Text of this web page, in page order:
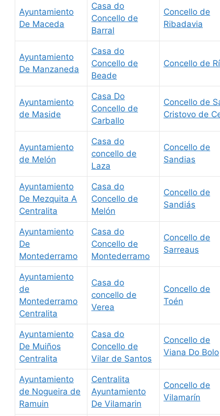
Ayuntamiento
De Maceda
Casa do
Concello de
Barral
Concello de
Ribadavia
Ayuntamiento
De Manzaneda
Casa do
Concello de
Beade
Concello de
Ayuntamiento
de Maside
Casa Do
Concello de
Carballo
Concello de
Cristovo de
Ayuntamiento
de Melón
Casa do
concello de
Laza
Concello de
Sandias
Ayuntamiento
De Mezquita A
Centralita
Casa do
Concello de
Melón
Concello de
Sandiás
Ayuntamiento
De
Montederramo
Casa do
Concello de
Montederramo
Concello de
Sarreaus
Ayuntamiento
de
Montederramo
Centralita
Casa do
concello de
Verea
Concello de
Toén
Ayuntamiento
De Muiños
Centralita
Casa do
Concello de
Vilar de Santos
Concello de
Viana Do Bolo
Ayuntamiento
de Nogueira de
Ramuin
Centralita
Ayuntamiento
De Vilamarin
Concello de
Vilamarín